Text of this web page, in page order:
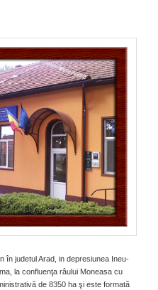
în judetul Arad, in depresiunea Ineu-
la confluenţa râului Moneasa cu
de 8350 ha şi este formată